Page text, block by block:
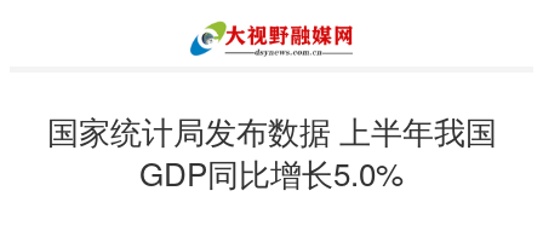
国家统计局发布数据 上半年我国
GDP同比增长5.0%